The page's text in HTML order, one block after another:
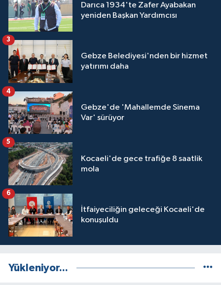
Darıca 1934'te Zafer Ayabakan
yeniden Başkan Yardımcısı
Gebze Belediyesi'nden bir hizmet
yatırımı daha
3
Gebze'de 'Mahallemde Sinema
Var' sürüyor
4
Kocaeli'de gece trafiğe 8 saatlik
mola
5
İtfaiyeciliğin geleceği Kocaeli'de
konuşuldu
6
Yükleniyor...